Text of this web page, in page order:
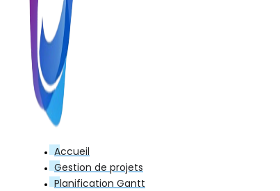
Accueil
Gestion de projets
Planification Gantt